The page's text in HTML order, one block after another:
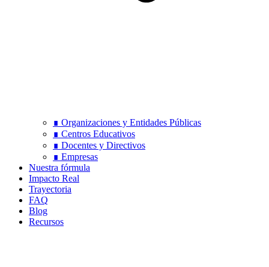
∎ Organizaciones y Entidades Públicas
∎ Centros Educativos
∎ Docentes y Directivos
∎ Empresas
Nuestra fórmula
Impacto Real
Trayectoria
FAQ
Blog
Recursos